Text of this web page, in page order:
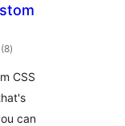
(8مجموعی
درجہ
)
CSS
can